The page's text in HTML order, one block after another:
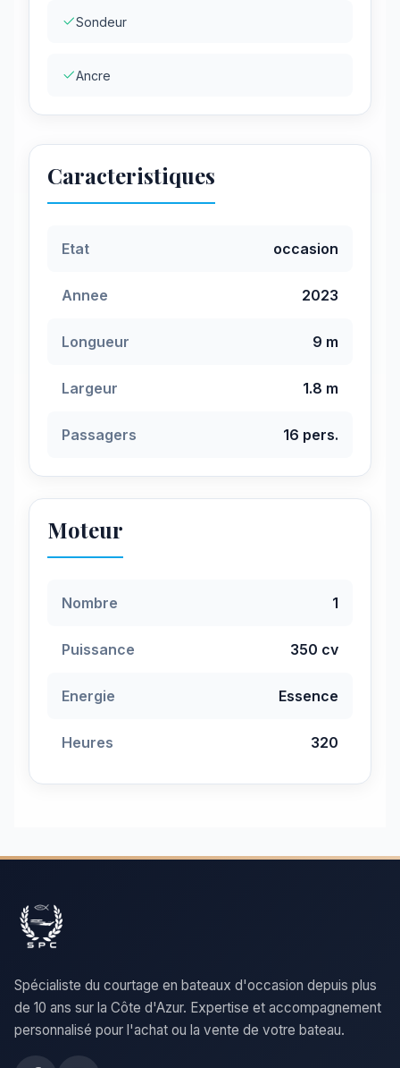
Sondeur
Ancre
Caracteristiques
Etat occasion
Annee 2023
Longueur 9 m
Largeur 1.8 m
Passagers 16 pers.
Moteur
Nombre 1
Puissance 350 cv
Energie Essence
Heures 320
Spécialiste du courtage en bateaux d'occasion depuis plus
de 10 ans sur la Côte d'Azur. Expertise et accompagnement
personnalisé pour l'achat ou la vente de votre bateau.